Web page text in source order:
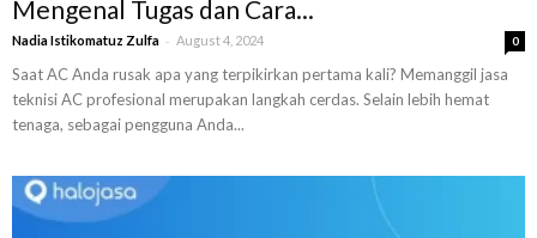
Mengenal Tugas dan Cara...
Nadia Istikomatuz Zulfa - August 4, 2024 0
Saat AC Anda rusak apa yang terpikirkan pertama kali? Memanggil jasa
teknisi AC profesional merupakan langkah cerdas. Selain lebih hemat
tenaga, sebagai pengguna Anda...